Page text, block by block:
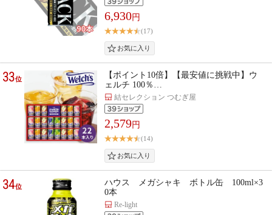
6,930円
(17)
33位
【ポイント10倍】【最安値に挑戦中】ウ
ェルチ 100％…
結セレクション つむぎ屋
2,579円
(14)
34位
ハウス メガシャキ ボトル缶 100ml×3
0本
Re-light